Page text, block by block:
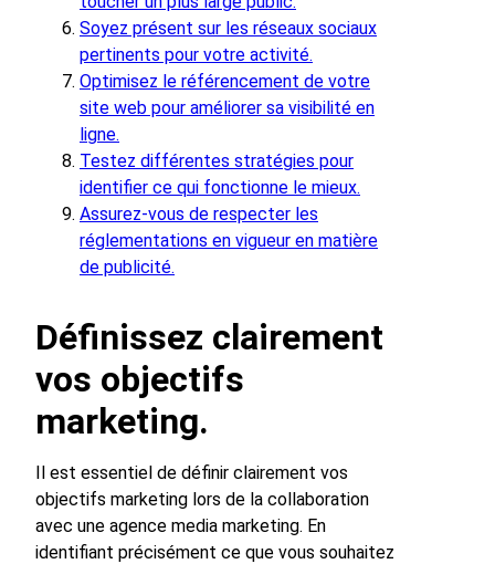
Soyez présent sur les réseaux sociaux
pertinents pour votre activité.
Optimisez le référencement de votre
site web pour améliorer sa visibilité en
ligne.
Testez différentes stratégies pour
identifier ce qui fonctionne le mieux.
Assurez-vous de respecter les
réglementations en vigueur en matière
de publicité.
Définissez clairement
vos objectifs
marketing.
Il est essentiel de définir clairement vos
objectifs marketing lors de la collaboration
avec une agence media marketing. En
identifiant précisément ce que vous souhaitez